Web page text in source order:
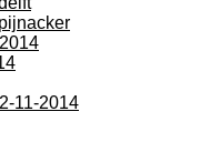
11-2014